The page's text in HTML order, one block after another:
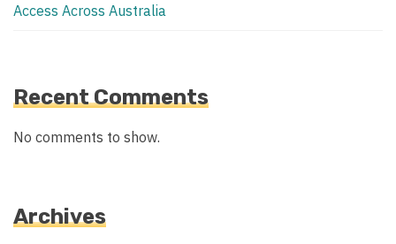
Access Across Australia
Recent Comments
No comments to show.
Archives